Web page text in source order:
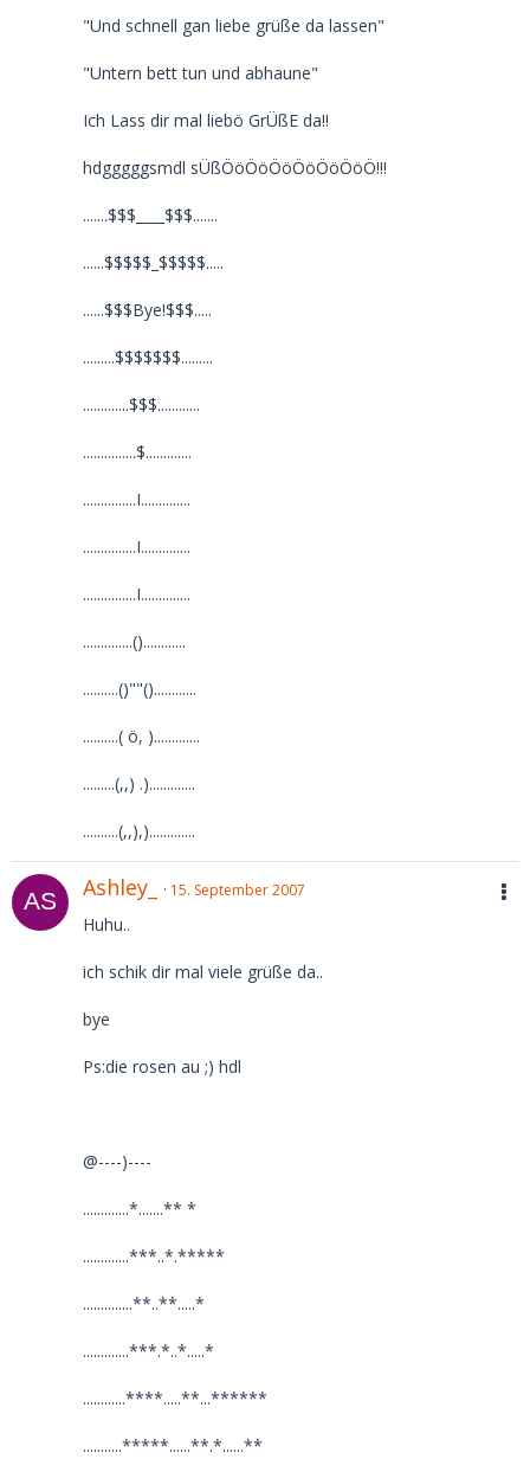
"Und schnell gan liebe grüße da lassen"
"Untern bett tun und abhaune"
Ich Lass dir mal liebö GrÜßE da!!
hdgggggsmdl sÜßÖöÖöÖöÖöÖöÖöÖ!!!
.......$$$____$$$.......
......$$$$$_$$$$$.....
......$$$Bye!$$$.....
.........$$$$$$$.........
.............$$$............
...............$.............
...............I..............
...............I..............
...............I..............
..............()............
..........()""()............
..........( ö, ).............
.........(,,) .).............
..........(,,),).............
Ashley_ 15. September 2007
Huhu..
ich schik dir mal viele grüße da..
bye
Ps:die rosen au ;) hdl
@----)----
.............*.......** *
.............***..*.*****
..............**..**.....*
.............***.*..*.....*
............****.....**...******
...........*****......**.*......**